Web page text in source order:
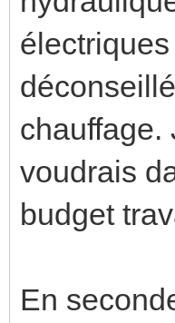
chauffage.
voudrais
budget
En